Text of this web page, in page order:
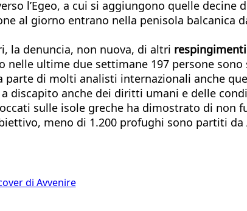
l’Egeo, a cui si aggiungono quelle decine
al giorno entrano nella penisola balcanica
la denuncia, non nuova, di altri
nelle ultime due settimane 197 persone
parte di molti analisti internazionali anche
discapito anche dei diritti umani e delle
sulle isole greche ha dimostrato di non
meno di 1.200 profughi sono partiti
di Avvenire